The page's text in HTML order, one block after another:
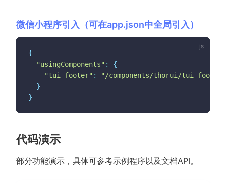
微信小程序引入（可在app.json中全局引入）
{
"usingComponents" :
{
"tui-footer" :
"/components/thorui/tui-
}
}
代码演示
部分功能演示，具体可参考示例程序以及文档API。